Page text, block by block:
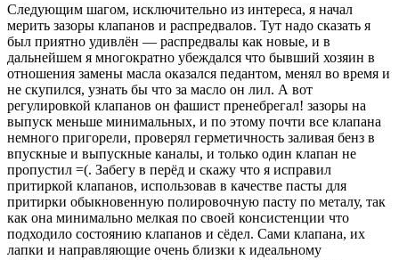
Следующим шагом, исключительно из интереса, я начал
мерить зазоры клапанов и распредвалов. Тут надо сказать я
был приятно удивлён — распредвалы как новые, и в
дальнейшем я многократно убеждался что бывший хозяин в
отношения замены масла оказался педантом, менял во время и
не скупился, узнать бы что за масло он лил. А вот
регулировкой клапанов он фашист пренебрегал! зазоры на
выпуск меньше минимальных, и по этому почти все клапана
немного пригорели, проверял герметичность заливая бенз в
впускные и выпускные каналы, и только один клапан не
пропустил =(. Забегу в перёд и скажу что я исправил
притиркой клапанов, использовав в качестве пасты для
притирки обыкновенную полировочную пасту по металу, так
как она минимально мелкая по своей консистенции что
подходило состоянию клапанов и сёдел. Сами клапана, их
лапки и направляющие очень близки к идеальному